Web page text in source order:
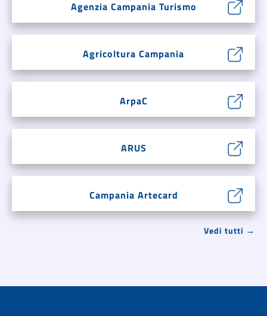
Agenzia Campania Turismo
Agricoltura Campania
ArpaC
ARUS
Campania Artecard
Vedi tutti →